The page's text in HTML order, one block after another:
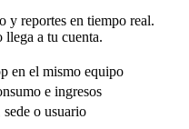
y reportes en tiempo real.
llega a tu cuenta.
en el mismo equipo
e ingresos
o usuario